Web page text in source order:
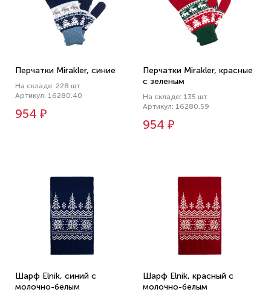
Перчатки Mirakler, синие
На складе: 228 шт
Артикул: 16280.40
954 ₽
Перчатки Mirakler, красные
с зеленым
На складе: 135 шт
Артикул: 16280.59
954 ₽
Шарф Elnik, синий с
молочно-белым
Шарф Elnik, красный с
молочно-белым